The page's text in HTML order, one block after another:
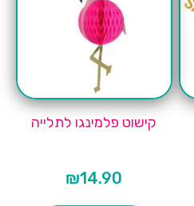
קישוט פלמינגו לתלייה
₪14.90